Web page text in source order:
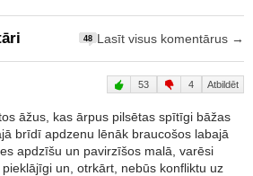
48 Lasīt visus komentārus →
53 4 Atbildēt
āžus, kas ārpus pilsētas spītīgi bāžas
brīdī apdzenu lēnāk braucošos labajā
apdzīšu un pavirzīšos malā, varēsi
un, otrkārt, nebūs konfliktu uz